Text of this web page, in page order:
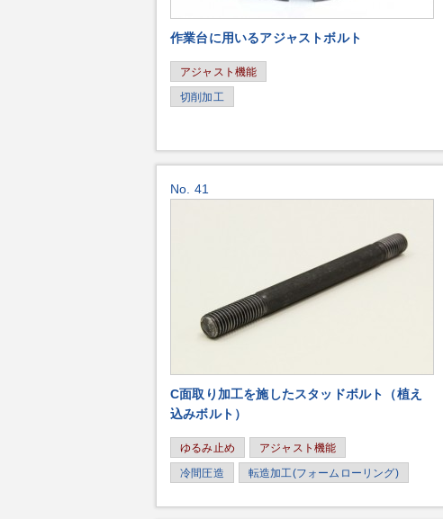
作業台に用いるアジャストボルト
アジャスト機能
切削加工
No. 41
C面取り加工を施したスタッドボルト（植え
込みボルト）
ゆるみ止め
アジャスト機能
冷間圧造
転造加工(フォームローリング)